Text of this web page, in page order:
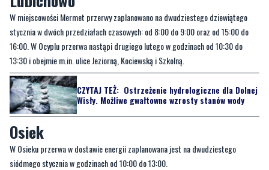
W miejscowości Mermet przerwy zaplanowano na dwudziestego dziewiątego
stycznia w dwóch przedziałach czasowych: od 8:00 do 9:00 oraz od 15:00 do
16:00. W Ocyplu przerwa nastąpi drugiego lutego w godzinach od 10:30 do
13:30 i obejmie m.in. ulice Jeziorną, Kociewską i Szkolną.
CZYTAJ TEŻ: Ostrzeżenie hydrologiczne dla Dolnej
Wisły. Możliwe gwałtowne wzrosty stanów wody
Osiek
W Osieku przerwa w dostawie energii zaplanowana jest na dwudziestego
siódmego stycznia w godzinach od 10:00 do 13:00.